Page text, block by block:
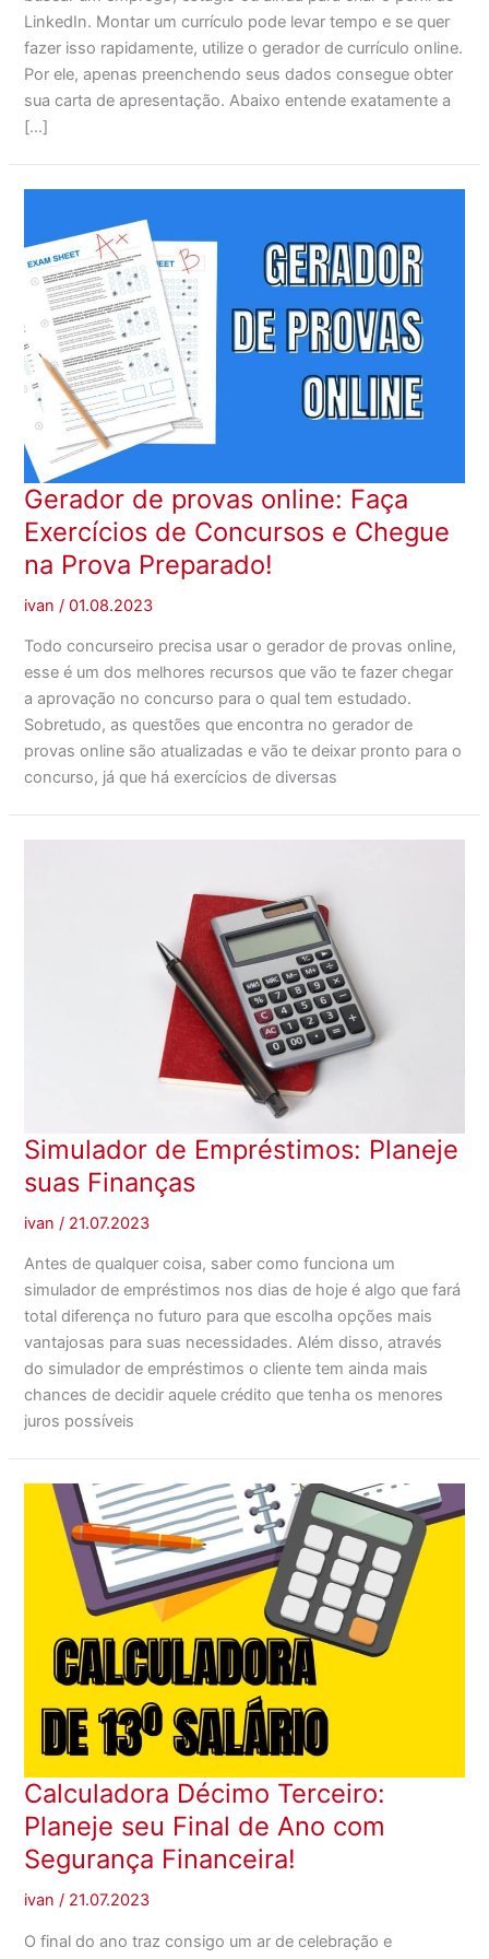
LinkedIn. Montar um currículo pode levar tempo e se quer
fazer isso rapidamente, utilize o gerador de currículo online.
Por ele, apenas preenchendo seus dados consegue obter
sua carta de apresentação. Abaixo entende exatamente a
[…]
Gerador de provas online: Faça
Exercícios de Concursos e Chegue
na Prova Preparado!
ivan/01.08.2023
Todo concurseiro precisa usar o gerador de provas online,
esse é um dos melhores recursos que vão te fazer chegar
a aprovação no concurso para o qual tem estudado.
Sobretudo, as questões que encontra no gerador de
provas online são atualizadas e vão te deixar pronto para o
concurso, já que há exercícios de diversas
Simulador de Empréstimos: Planeje
suas Finanças
ivan/ 21.07.2023
Antes de qualquer coisa, saber como funciona um
simulador de empréstimos nos dias de hoje é algo que fará
total diferença no futuro para que escolha opções mais
vantajosas para suas necessidades. Além disso, através
do simulador de empréstimos o cliente tem ainda mais
chances de decidir aquele crédito que tenha os menores
juros possíveis
Calculadora Décimo Terceiro:
Planeje seu Final de Ano com
Segurança Financeira!
ivan/ 21.07.2023
O final do ano traz consigo um ar de celebração e